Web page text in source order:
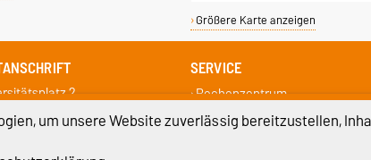
Größere Karte anzeigen
2
SERVICE
Rechenzentrum
Campus Service Center
Studentenwerk
um unsere Website zuverlässig bereitzustellen,